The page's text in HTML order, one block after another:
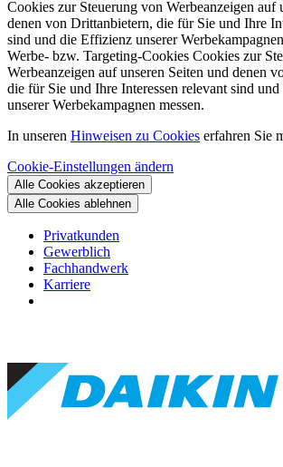
Cookies zur Steuerung von Werbeanzeigen auf
denen von Drittanbietern, die für Sie und Ihre
sind und die Effizienz unserer
Werbe- bzw. Targeting-Cookies Cookies zur
Werbeanzeigen auf unseren Seiten und denen
die für Sie und Ihre Interessen relevant sind
unserer Werbekampagnen messen.
In unseren Hinweisen zu Cookies erfahren Sie
Cookie-Einstellungen ändern
Alle Cookies akzeptieren
Alle Cookies ablehnen
Privatkunden
Gewerblich
Fachhandwerk
Karriere